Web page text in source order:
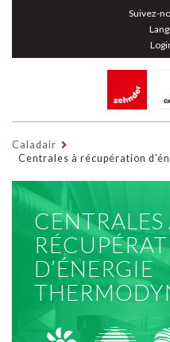
Suivez-
Caladair
Centrales à récupération
CENTRALES
D’ÉNERGIE
Cookies management panel